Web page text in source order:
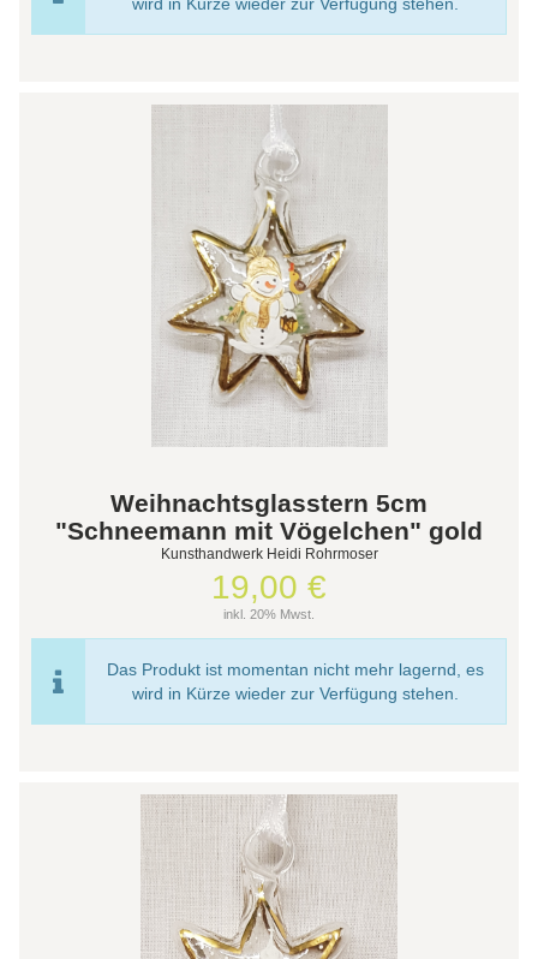
Weihnachtsglasstern 5cm
"Schneemann mit Vögelchen" gold
Kunsthandwerk Heidi Rohrmoser
19,00 €
inkl. 20% Mwst.
Das Produkt ist momentan nicht mehr lagernd, es
wird in Kürze wieder zur Verfügung stehen.